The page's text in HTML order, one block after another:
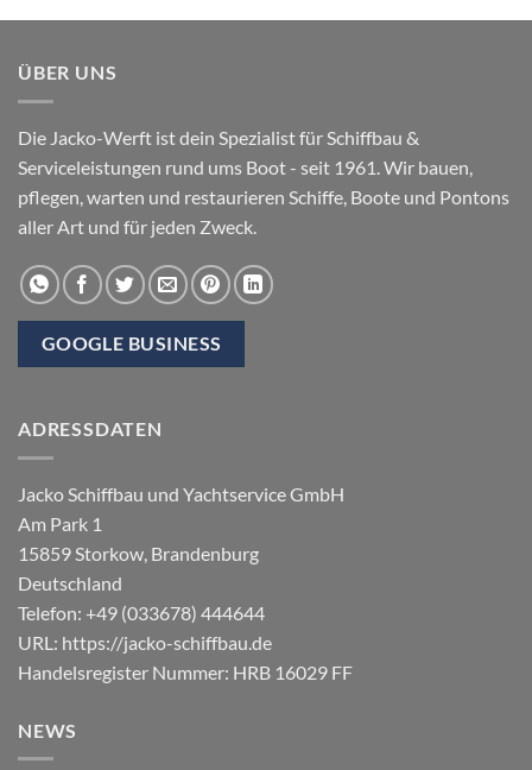
ÜBER UNS
Die Jacko-Werft ist dein Spezialist für Schiffbau &
Serviceleistungen rund ums Boot- seit 1961. Wir bauen,
pflegen, warten und restaurieren Schiffe, Boote und Pontons
aller Art und für jeden Zweck.
GOOGLE BUSINESS
ADRESSDATEN
Jacko Schiffbau und Yachtservice GmbH
Am Park 1
15859 Storkow Brandenburg
Deutschland
Telefon: +49 (033678) 444644
URL: https://jacko-schiffbau.de
Handelsregister Nummer: HRB 16029 FF
NEWS